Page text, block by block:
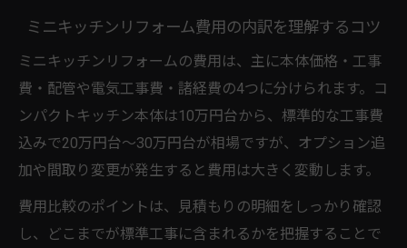
ミニキッチンリフォーム費用の内訳を理解するコツ
ミニキッチンリフォームの費用は、主に本体価格・工事
費・配管や電気工事費・諸経費の4つに分けられます。コ
ンパクトキッチン本体は10万円台から、標準的な工事費
込みで20万円台～30万円台が相場ですが、オプション追
加や間取り変更が発生すると費用は大きく変動します。
費用比較のポイントは、見積もりの明細をしっかり確認
し、どこまでが標準工事に含まれるかを把握することで